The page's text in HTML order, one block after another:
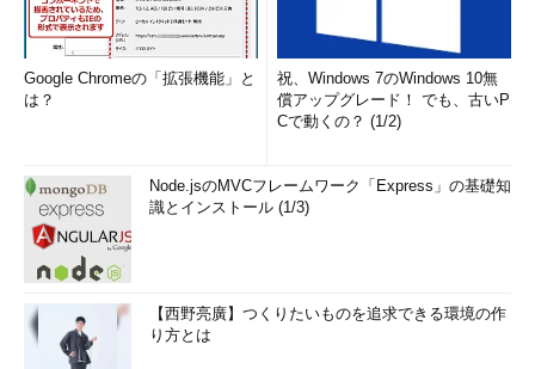
Google Chromeの「拡張機能」と
は？
祝、Windows 7のWindows 10無
償アップグレード！ でも、古いP
Cで動くの？ (1/2)
Node.jsのMVCフレームワーク「Express」の基礎知
識とインストール (1/3)
【西野亮廣】つくりたいものを追求できる環境の作
り方とは